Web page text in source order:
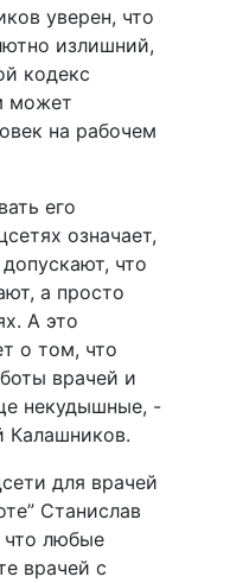
уверен, что
излишний,
кодекс
может
на рабочем
его
означает,
что
а просто
А это
о том, что
врачей и
некудышные, -
Калашников.
для врачей
Станислав
что любые
врачей с